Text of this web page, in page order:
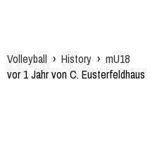
Volleyball › History › mU18
vor 1 Jahr von C. Eusterfeldhaus